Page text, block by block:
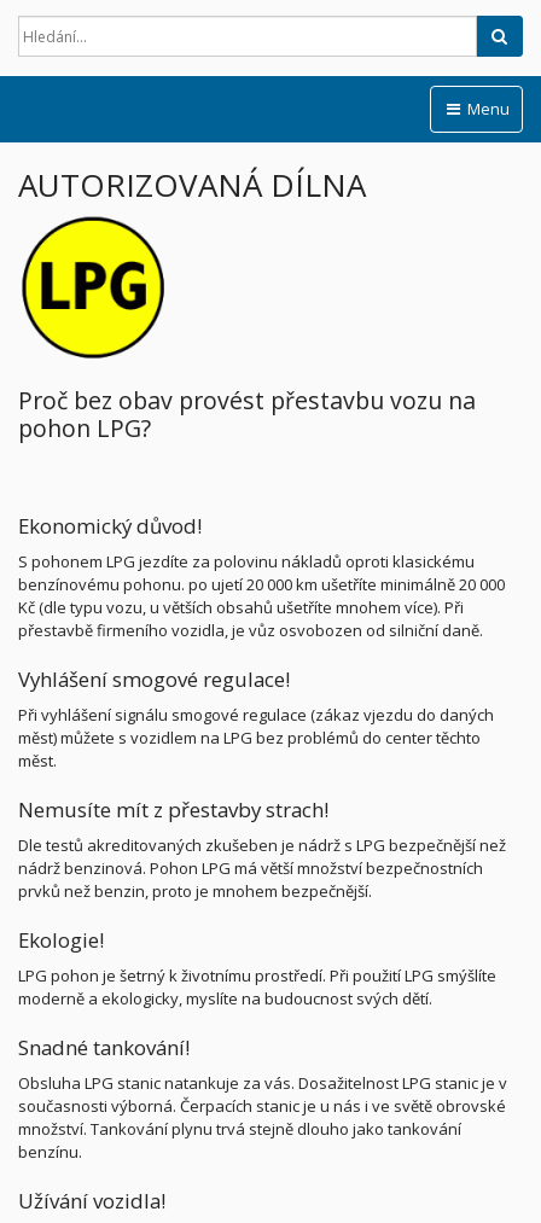
Menu
AUTORIZOVANÁ DÍLNA
Proč bez obav provést přestavbu vozu na
pohon LPG?
Ekonomický důvod!
S pohonem LPG jezdíte za polovinu nákladů oproti klasickému
benzínovému pohonu. po ujetí 20 000 km ušetříte minimálně 20 000
Kč (dle typu vozu, u větších obsahů ušetříte mnohem více). Při
přestavbě firmeního vozidla, je vůz osvobozen od silniční daně.
Vyhlášení smogové regulace!
Při vyhlášení signálu smogové regulace (zákaz vjezdu do daných
měst) můžete s vozidlem na LPG bez problémů do center těchto
měst.
Nemusíte mít z přestavby strach!
Dle testů akreditovaných zkušeben je nádrž s LPG bezpečnější než
nádrž benzinová. Pohon LPG má větší množství bezpečnostních
prvků než benzin, proto je mnohem bezpečnější.
Ekologie!
LPG pohon je šetrný k životnímu prostředí. Při použití LPG smýšlíte
moderně a ekologicky, myslíte na budoucnost svých dětí.
Snadné tankování!
Obsluha LPG stanic natankuje za vás. Dosažitelnost LPG stanic je v
současnosti výborná. Čerpacích stanic je u nás i ve světě obrovské
množství. Tankování plynu trvá stejně dlouho jako tankování
benzínu.
Užívání vozidla!